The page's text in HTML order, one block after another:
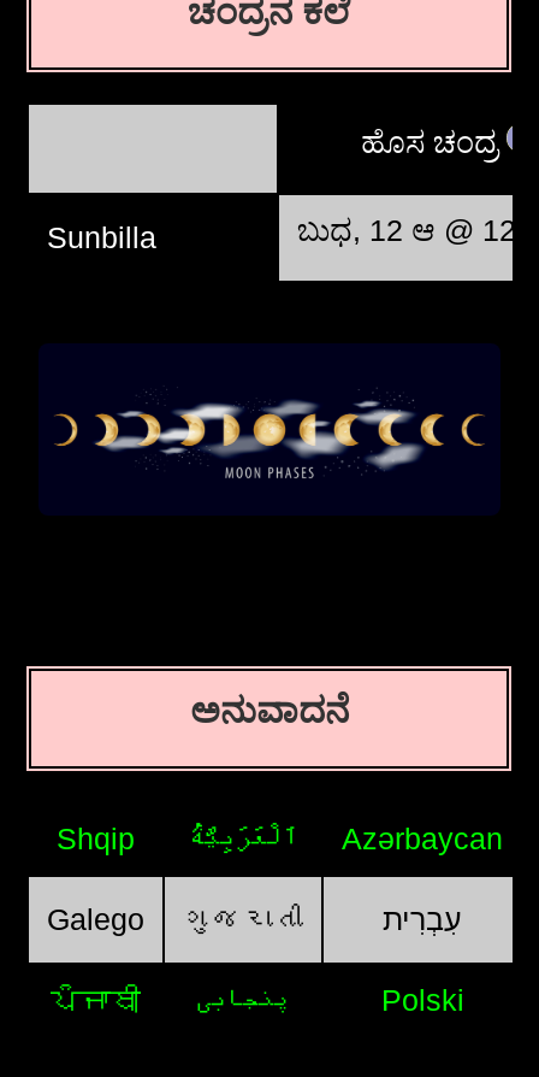
ಚಂದ್ರನ ಕಲೆ
ಹೊಸ ಚಂದ್ರ
Sunbilla ಬುಧ, 12 ಆ @
ಅನುವಾದನೆ
Shqip اَلْعَرَبِيَّةُ Azərbaycan
Galego ગુજરાતી עִבְרִית
ਪੰਜਾਬੀ پنجابی Polski